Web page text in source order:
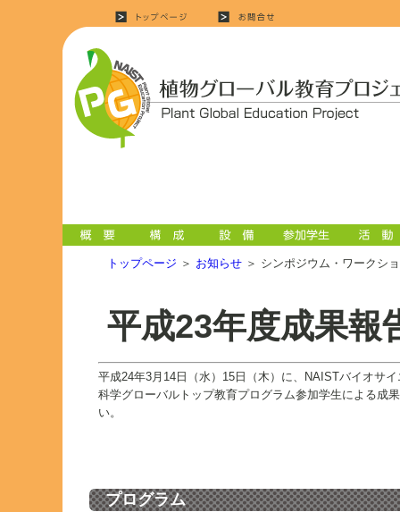
トップページ ＞ お知らせ ＞ シンポジウム・ワークシ
平成23年度成果報
平成24年3月14日（水）15日（木）に、NAISTバイオサ
科学グローバルトップ教育プログラム参加学生による成
い。
プログラム